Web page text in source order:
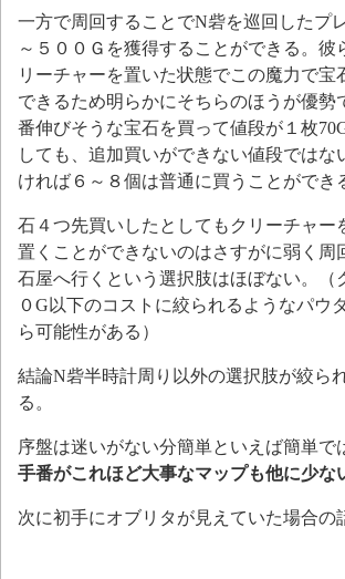
一方で周回することでN砦を巡回したプ
～５００Ｇを獲得することができる。彼
リーチャーを置いた状態でこの魔力で宝
できるため明らかにそちらのほうが優勢
番伸びそうな宝石を買って値段が１枚
しても、追加買いができない値段ではな
ければ６～８個は普通に買うことができ
石４つ先買いしたとしてもクリーチャー
置くことができないのはさすがに弱く周
石屋へ行くという選択肢はほぼない。（
０G以下のコストに絞られるようなパウ
ら可能性がある）
結論N砦半時計周り以外の選択肢が絞ら
る。
序盤は迷いがない分簡単といえば簡単で
手番がこれほど大事なマップも他に少な
次に初手にオブリタが見えていた場合の